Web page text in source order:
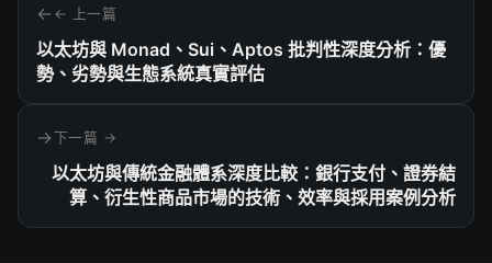
← 上一篇
以太坊與 Monad、Sui、Aptos 批判性深度分析：優
勢、劣勢與生態系統真實評估
下一篇 →
以太坊與傳統金融體系深度比較：銀行支付、證券結
算、衍生性商品市場的技術、效率與採用案例分析